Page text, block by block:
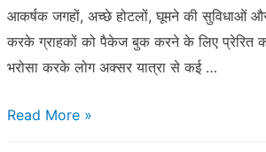
आकर्षक जगहों, अच्छे होटलों, घूमने की सुविधाओं
करके ग्राहकों को पैकेज बुक करने के लिए प्रेरित
भरोसा करके लोग अक्सर यात्रा से कई …
ट्रेवल
Read More »